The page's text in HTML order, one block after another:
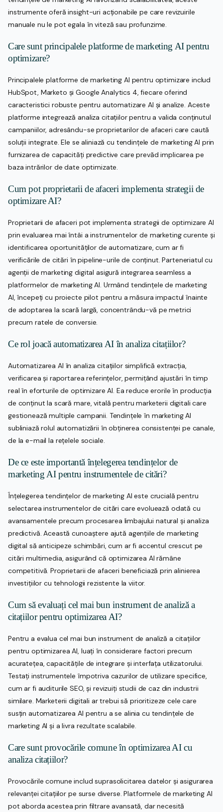
instrumente oferă insight-uri acționabile pe care revizuirile
manuale nu le pot egala în viteză sau profunzime.
Care sunt principalele platforme de marketing AI pentru
optimizare?
Principalele platforme de marketing AI pentru optimizare includ
HubSpot, Marketo și Google Analytics 4, fiecare oferind
caracteristici robuste pentru automatizare AI și analize. Aceste
platforme integrează analiza citațiilor pentru a valida conținutul
campaniilor, adresându-se proprietarilor de afaceri care caută
soluții integrate. Ele se aliniază cu tendințele de marketing AI prin
furnizarea de capacități predictive care prevăd implicarea pe
baza intrărilor de date optimizate.
Cum pot proprietarii de afaceri implementa strategii de
optimizare AI?
Proprietarii de afaceri pot implementa strategii de optimizare AI
prin evaluarea mai întâi a instrumentelor de marketing curente și
identificarea oportunităților de automatizare, cum ar fi
verificările de citări în pipeline-urile de conținut. Parteneriatul cu
agenții de marketing digital asigură integrarea seamless a
platformelor de marketing AI. Urmând tendințele de marketing
AI, începeți cu proiecte pilot pentru a măsura impactul înainte
de adoptarea la scară largă, concentrându-vă pe metrici
precum ratele de conversie.
Ce rol joacă automatizarea AI în analiza citațiilor?
Automatizarea AI în analiza citațiilor simplifică extracția,
verificarea și raportarea referințelor, permițând ajustări în timp
real în eforturile de optimizare AI. Ea reduce erorile în producția
de conținut la scară mare, vitală pentru marketerii digitali care
gestionează multiple campanii. Tendințele în marketing AI
subliniază rolul automatizării în obținerea consistenței pe canale,
de la e-mail la rețelele sociale.
De ce este importantă înțelegerea tendințelor de
marketing AI pentru instrumentele de citări?
Înțelegerea tendințelor de marketing AI este crucială pentru
selectarea instrumentelor de citări care evoluează odată cu
avansamentele precum procesarea limbajului natural și analiza
predictivă. Această cunoaștere ajută agențiile de marketing
digital să anticipeze schimbări, cum ar fi accentul crescut pe
citări multimedia, asigurând că optimizarea AI rămâne
competitivă. Proprietarii de afaceri beneficiază prin alinierea
investițiilor cu tehnologii rezistente la viitor.
Cum să evaluați cel mai bun instrument de analiză a
citațiilor pentru optimizarea AI?
Pentru a evalua cel mai bun instrument de analiză a citațiilor
pentru optimizarea AI, luați în considerare factori precum
acuratețea, capacitățile de integrare și interfața utilizatorului.
Testați instrumentele împotriva cazurilor de utilizare specifice,
cum ar fi auditurile SEO, și revizuiți studii de caz din industrii
similare. Marketerii digitali ar trebui să prioritizeze cele care
susțin automatizarea AI pentru a se alinia cu tendințele de
marketing AI și a livra rezultate scalabile.
Care sunt provocările comune în optimizarea AI cu
analiza citațiilor?
Provocările comune includ suprasolicitarea datelor și asigurarea
relevanței citațiilor pe surse diverse. Platformele de marketing AI
pot aborda acestea prin filtrare avansată, dar necesită